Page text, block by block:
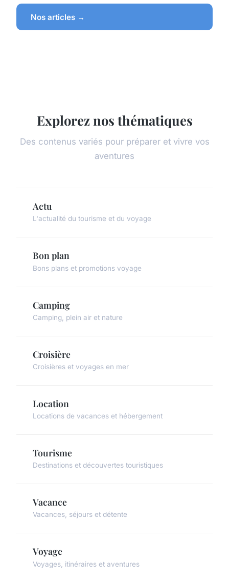
Nos articles →
Explorez nos thématiques
Des contenus variés pour préparer et vivre vos
aventures
Actu
L'actualité du tourisme et du voyage
Bon plan
Bons plans et promotions voyage
Camping
Camping, plein air et nature
Croisière
Croisières et voyages en mer
Location
Locations de vacances et hébergement
Tourisme
Destinations et découvertes touristiques
Vacance
Vacances, séjours et détente
Voyage
Voyages, itinéraires et aventures